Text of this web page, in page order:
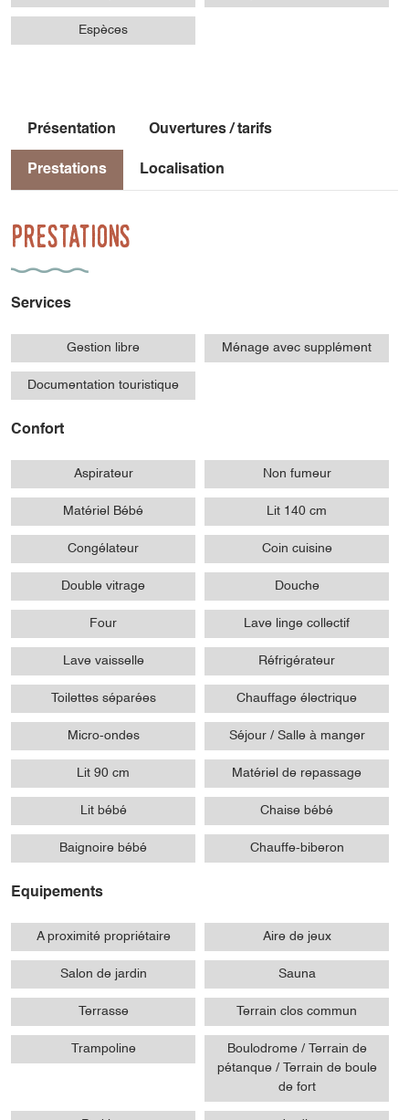
Espèces
Présentation Ouvertures / tarifs
Prestations Localisation
Prestations
Services
Gestion libre Ménage avec supplément
Documentation touristique
Confort
Aspirateur Non fumeur
Matériel Bébé Lit 140 cm
Congélateur Coin cuisine
Double vitrage Douche
Four Lave linge collectif
Lave vaisselle Réfrigérateur
Toilettes séparées Chauffage électrique
Micro-ondes Séjour / Salle à manger
Lit 90 cm Matériel de repassage
Lit bébé Chaise bébé
Baignoire bébé Chauffe-biberon
Equipements
A proximité propriétaire Aire de jeux
Salon de jardin Sauna
Terrasse Terrain clos commun
Trampoline
Boulodrome / Terrain de
pétanque / Terrain de boule
de fort